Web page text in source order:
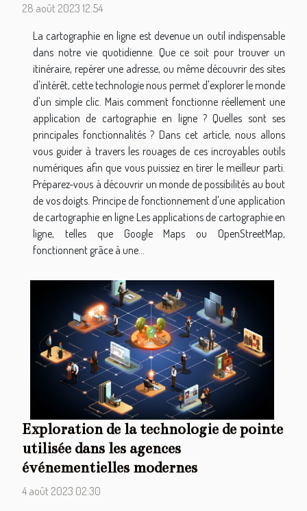
28 août 2023 12:54
La cartographie en ligne est devenue un outil indispensable
dans notre vie quotidienne. Que ce soit pour trouver un
itinéraire, repérer une adresse, ou même découvrir des sites
d'intérêt, cette technologie nous permet d'explorer le monde
d'un simple clic. Mais comment fonctionne réellement une
application de cartographie en ligne ? Quelles sont ses
principales fonctionnalités ? Dans cet article, nous allons
vous guider à travers les rouages de ces incroyables outils
numériques afin que vous puissiez en tirer le meilleur parti.
Préparez-vous à découvrir un monde de possibilités au bout
de vos doigts. Principe de fonctionnement d'une application
de cartographie en ligne Les applications de cartographie en
ligne, telles que Google Maps ou OpenStreetMap,
fonctionnent grâce à une...
Exploration de la technologie de pointe
utilisée dans les agences
événementielles modernes
4 août 2023 02:30